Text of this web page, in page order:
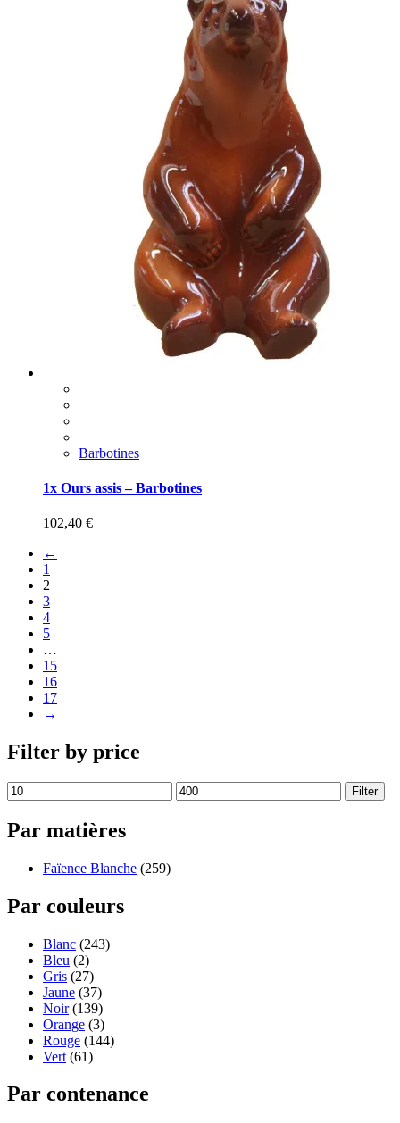
Barbotines
1x Ours assis – Barbotines
102,40 €
←
1
2
3
4
5
…
15
16
17
→
Filter by price
Filter
Par matières
Faïence Blanche (259)
Par couleurs
Blanc (243)
Bleu (2)
Gris (27)
Jaune (37)
Noir (139)
Orange (3)
Rouge (144)
Vert (61)
Par contenance